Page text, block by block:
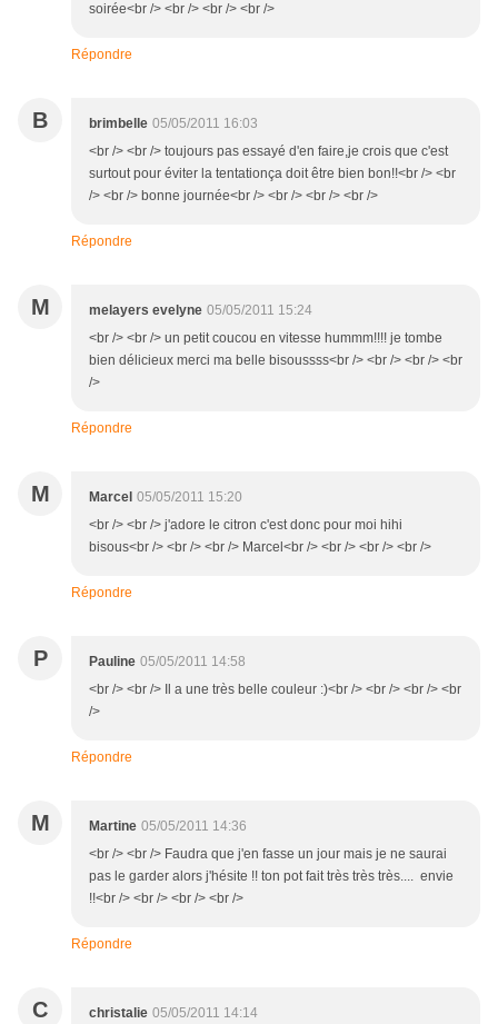
soirée<br /> <br /> <br /> <br />
Répondre
B brimbelle 05/05/2011 16:03
<br /> <br /> toujours pas essayé d'en faire,je crois que c'est
surtout pour éviter la tentationça doit être bien bon!!<br /> <br
/> <br /> bonne journée<br /> <br /> <br /> <br />
Répondre
M melayers evelyne 05/05/2011 15:24
<br /> <br /> un petit coucou en vitesse hummm!!!! je tombe
bien délicieux merci ma belle bisoussss<br /> <br /> <br /> <br
/>
Répondre
M Marcel 05/05/2011 15:20
<br /> <br /> j'adore le citron c'est donc pour moi hihi
bisous<br /> <br /> <br /> Marcel<br /> <br /> <br /> <br />
Répondre
P Pauline 05/05/2011 14:58
<br /> <br /> Il a une très belle couleur :)<br /> <br /> <br /> <br
/>
Répondre
M Martine 05/05/2011 14:36
<br /> <br /> Faudra que j'en fasse un jour mais je ne saurai
pas le garder alors j'hésite !! ton pot fait très très très.... envie
!!<br /> <br /> <br /> <br />
Répondre
C christalie 05/05/2011 14:14